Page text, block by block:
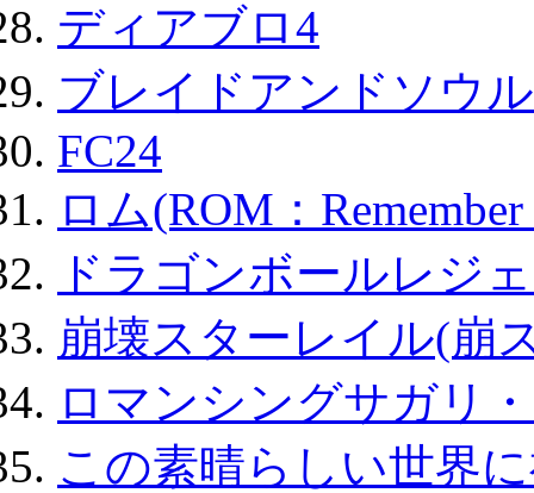
ディアブロ4
ブレイドアンドソウ
FC24
ロム(ROM：
ドラゴンボールレジ
崩壊スターレイル(崩
ロマンシングサガリ
この素晴らしい世界